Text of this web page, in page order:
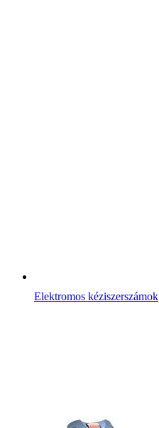
Elektromos kéziszerszámok